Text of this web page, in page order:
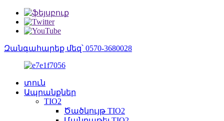
Զանգահարեք մեզ՝ 0570-3680028
տուն
Ապրանքներ
TIO2
Ծածկույթ TIO2